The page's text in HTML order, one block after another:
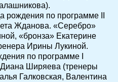
рождения по программе II
Жданова. «Серебро»
«бронза» Екатерине
Ирины Лукиной.
по программе I
Ширяева (тренеры
Галковская, Валентина